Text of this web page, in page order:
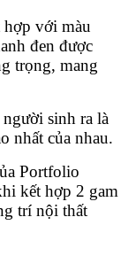
với màu
đen được
trọng, mang
sinh ra là
nhất của nhau.
Portfolio
kết hợp 2 gam
trí nội thất